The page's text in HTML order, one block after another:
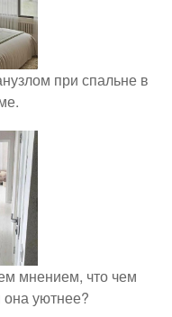
при спальне в
мнением, что чем
она уютнее?